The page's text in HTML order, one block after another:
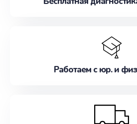
Работаем с юр. и